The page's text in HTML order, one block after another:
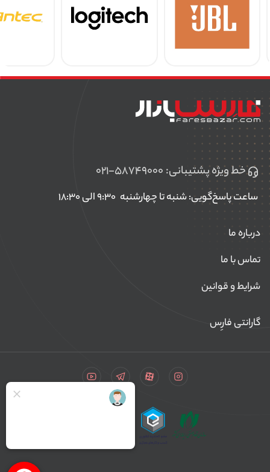
خط ویژه پشتیبانی: ۰۲۱-۵۸۷۴۹۰۰۰
ساعت پاسخ‌گویی: شنبه تا چهارشنبه
درباره ما
تماس با ما
شرایط و قوانین
گارانتی فارِس